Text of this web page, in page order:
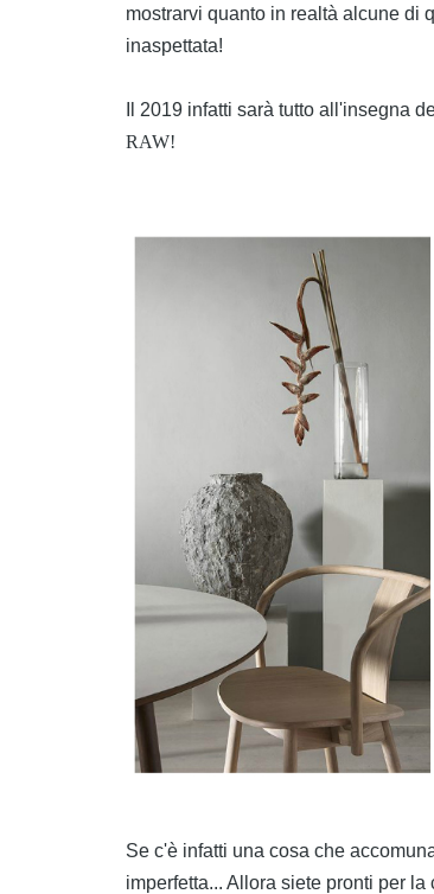
mostrarvi quanto in realtà alcune di
inaspettata!
Il 2019 infatti sarà tutto all'insegna
RAW!
Se c'è infatti una cosa che
imperfetta... Allora siete pronti per la